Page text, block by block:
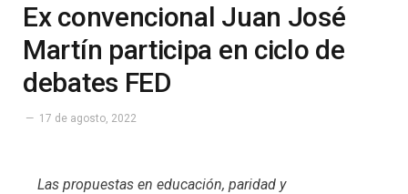
Ex convencional Juan José
Martín participa en ciclo de
debates FED
17 de agosto, 2022
Las propuestas en educación, paridad y